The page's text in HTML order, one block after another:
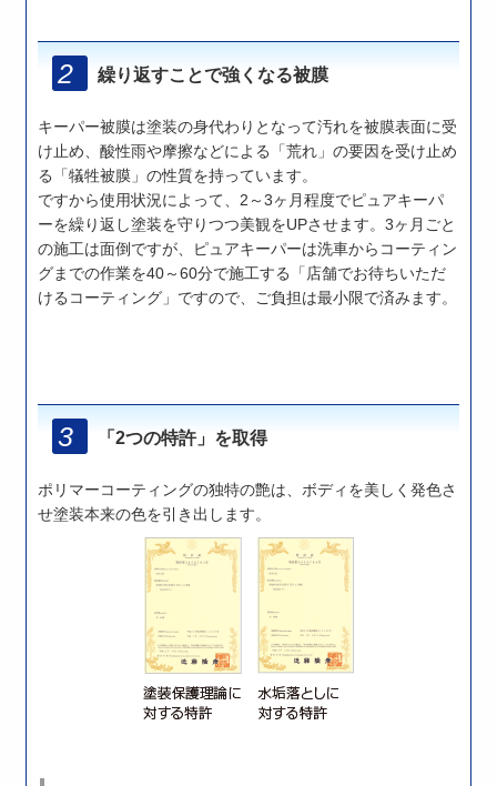
繰り返すことで強くなる被膜
キーパー被膜は塗装の身代わりとなって汚れを被膜表面に受
け止め、酸性雨や摩擦などによる「荒れ」の要因を受け止め
る「犠牲被膜」の性質を持っています。
ですから使用状況によって、2～3ヶ月程度でピュアキーパ
ーを繰り返し塗装を守りつつ美観をUPさせます。3ヶ月ごと
の施工は面倒ですが、ピュアキーパーは洗車からコーティン
グまでの作業を40～60分で施工する「店舗でお待ちいただ
けるコーティング」ですので、ご負担は最小限で済みます。
「2つの特許」を取得
ポリマーコーティングの独特の艶は、ボディを美しく発色さ
せ塗装本来の色を引き出します。